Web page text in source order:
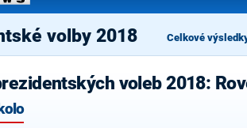
Pořady
volby 2018 Celkové
voleb 2018: